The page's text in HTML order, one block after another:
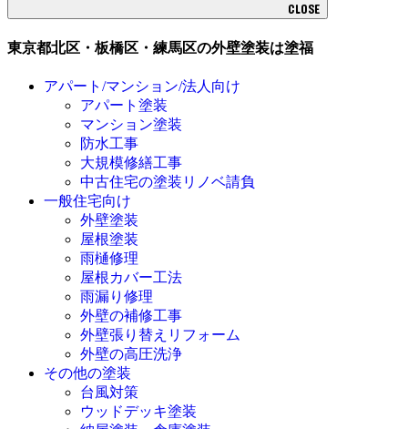
CLOSE
東京都北区・板橋区・練馬区の外壁塗装は塗福
アパート/マンション/法人向け
アパート塗装
マンション塗装
防水工事
大規模修繕工事
中古住宅の塗装リノベ請負
一般住宅向け
外壁塗装
屋根塗装
雨樋修理
屋根カバー工法
雨漏り修理
外壁の補修工事
外壁張り替えリフォーム
外壁の高圧洗浄
その他の塗装
台風対策
ウッドデッキ塗装